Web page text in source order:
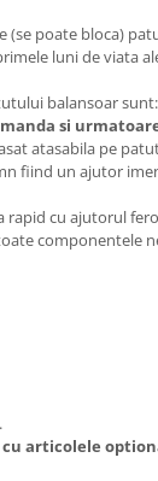
(se poate bloca)
luni de viata
balansoar
si
pe
fiind un ajutor
rapid cu ajutorul
componentele
articolele